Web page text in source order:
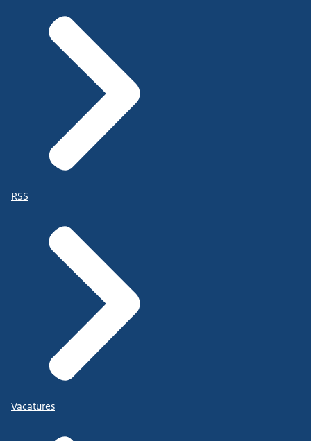
RSS
Vacatures